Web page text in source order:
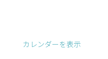
カレンダーを表示